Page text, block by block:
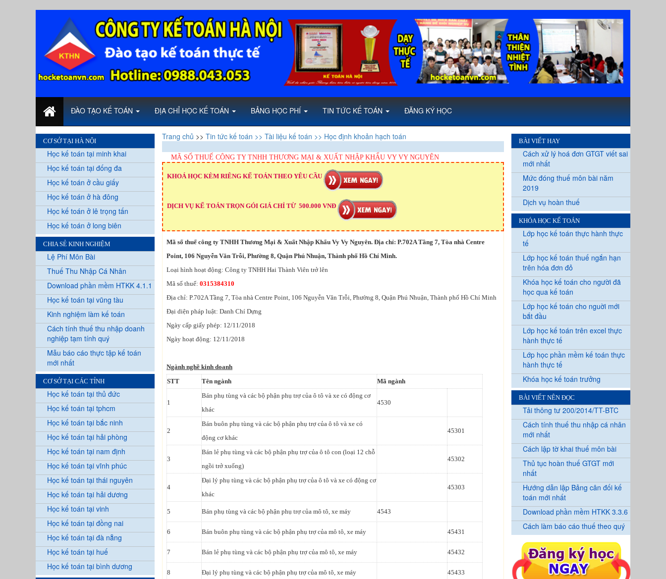
ĐÀO TẠO KẾ TOÁN ĐỊA CHỈ HỌC KẾ TOÁN BẢNG HỌC PHÍ TIN TỨC KẾ TOÁN ĐĂNG KÝ HỌC
CƠ SỞ TẠI HÀ NỘI
Học kế toán tại minh khai
Học kế toán tại đống đa
Học kế toán ở cầu giấy
Học kế toán ở hà đông
Học kế toán ở lê trọng tấn
Học kế toán ở long biên
CHIA SẺ KINH NGHIỆM
Lệ Phí Môn Bài
Thuế Thu Nhập Cá Nhân
Download phần mềm HTKK 4.1.1
Học kế toán tại vũng tàu
Kinh nghiệm làm kế toán
Cách tính thuế thu nhập doanh
nghiệp tạm tính quý
Mẫu báo cáo thực tập kế toán
mới nhất
CƠ SỞ TẠI CÁC TỈNH
Học kế toán tại thủ đức
Học kế toán tại tphcm
Học kế toán tại bắc ninh
Học kế toán tại hải phòng
Học kế toán tại nam định
Học kế toán tại vĩnh phúc
Học kế toán tại thái nguyên
Học kế toán tại hải dương
Học kế toán tại vinh
Học kế toán tại đồng nai
Học kế toán tại đà nẵng
Học kế toán tại huế
Học kế toán tại bình dương
Trang chủ >> Tin tức kế toán >> Tài liệu kế toán >> Học định khoản hạch toán
MÃ SỐ THUẾ CÔNG TY TNHH THƯƠNG MẠI & XUẤT NHẬP KHẨU VY VY NGUYÊN
KHOÁ HỌC KÈM RIÊNG KẾ TOÁN THEO YÊU CẦU
DỊCH VỤ KẾ TOÁN TRỌN GÓI GIÁ CHỈ TỪ 500.000 VNĐ
Mã số thuế công ty TNHH Thương Mại & Xuất Nhập Khẩu Vy Vy Nguyên. Địa chỉ: P.702A Tầng 7, Tòa nhà Centre
Point, 106 Nguyễn Văn Trỗi, Phường 8, Quận Phú Nhuận, Thành phố Hồ Chí Minh.
Loại hình hoạt động: Công ty TNHH Hai Thành Viên trở lên
Mã số thuế: 0315384310
Địa chỉ: P.702A Tầng 7, Tòa nhà Centre Point, 106 Nguyễn Văn Trỗi, Phường 8, Quận Phú Nhuận, Thành phố Hồ Chí Minh
Đại diện pháp luật: Danh Chí Dựng
Ngày cấp giấy phép: 12/11/2018
Ngày hoạt động: 12/11/2018
Ngành nghề kinh doanh
STT
Tên ngành Mã ngành
1
Bán phụ tùng và các bộ phận phụ trợ của ô tô và xe có động cơ
khác
4530
2
Bán buôn phụ tùng và các bộ phận phụ trợ của ô tô và xe có
động cơ khác
45301
3
Bán lẻ phụ tùng và các bộ phận phụ trợ của ô tô con (loại 12 chỗ
ngồi trở xuống)
45302
4
Đại lý phụ tùng và các bộ phận phụ trợ của ô tô và xe có động cơ
khác
45303
5 Bán phụ tùng và các bộ phận phụ trợ của mô tô, xe máy 4543
6 Bán buôn phụ tùng và các bộ phận phụ trợ của mô tô, xe máy 45431
7 Bán lẻ phụ tùng và các bộ phận phụ trợ của mô tô, xe máy 45432
8 Đại lý phụ tùng và các bộ phận phụ trợ của mô tô, xe máy 45433
BÀI VIẾT HAY
Cách xử lý hoá đơn GTGT viết sai
mới nhất
Mức đóng thuế môn bài năm
2019
Dịch vụ hoàn thuế
KHÓA HỌC KẾ TOÁN
Lớp học kế toán thực hành thực
tế
Lớp học kế toán thuế ngắn hạn
trên hóa đơn đỏ
Khóa học kế toán cho người đã
học qua kế toán
Lớp học kế toán cho nguời mới
bắt đầu
Lớp học kế toán trên excel thực
hành thực tế
Lớp học phần mềm kế toán thực
hành thực tế
Khóa học kế toán trưởng
BÀI VIẾT NÊN ĐỌC
Tải thông tư 200/2014/TT-BTC
Cách tính thuế thu nhập cá nhân
mới nhất
Cách lập tờ khai thuế môn bài
Thủ tục hoàn thuế GTGT mới
nhất
Hướng dẫn lập Bảng cân đối kế
toán mới nhất
Download phần mềm HTKK 3.3.6
Cách làm báo cáo thuế theo quý